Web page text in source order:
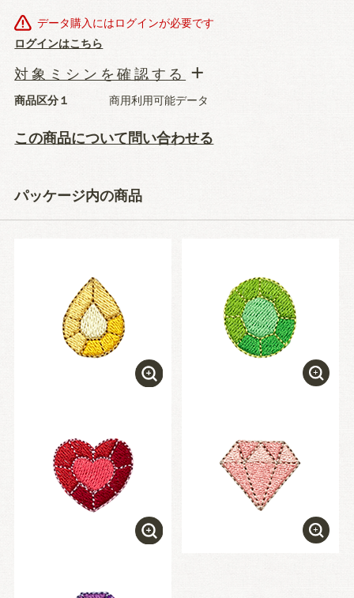
データ購入にはログインが必要です
ログインはこちら
商品区分１ 商用利用可能データ
この商品について問い合わせる
対象ミシンを確認する
パッケージ内の商品